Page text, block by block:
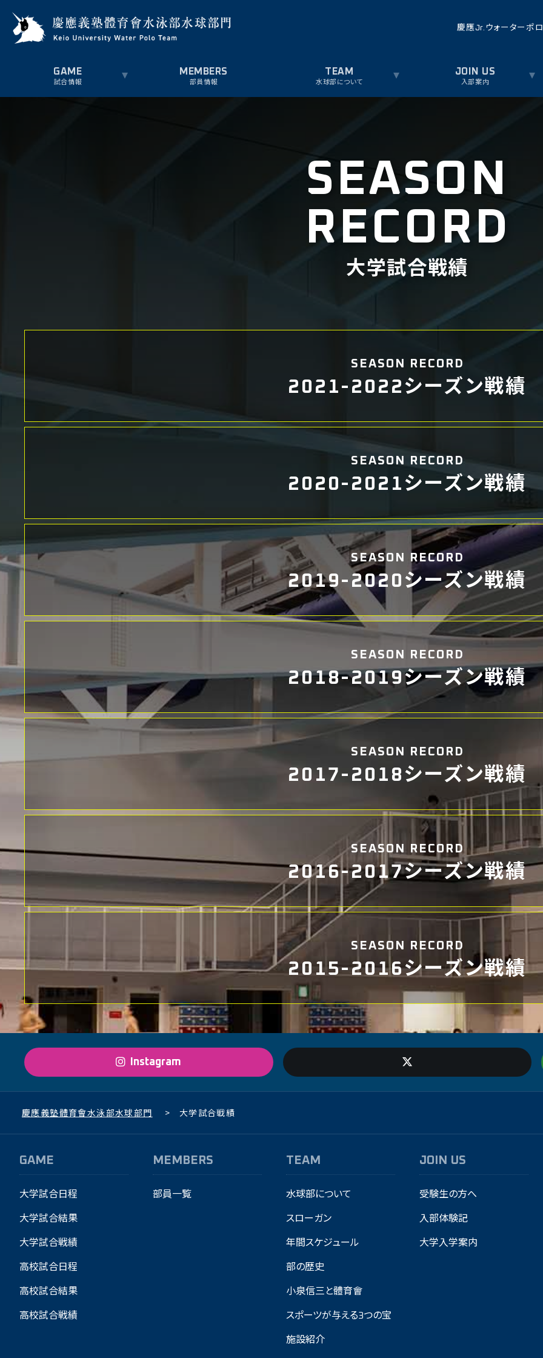
試合情報 部員情報 水球部について 入部案内
慶應Jr.ウォーターポ
SEASON
RECORD
大学試合戦績
SEASON RECORD
2021-2022シーズン戦績
SEASON RECORD
2020-2021シーズン戦績
SEASON RECORD
2019-2020シーズン戦績
SEASON RECORD
2018-2019シーズン戦績
SEASON RECORD
2017-2018シーズン戦績
SEASON RECORD
2016-2017シーズン戦績
SEASON RECORD
2015-2016シーズン戦績
Instagram
慶應義塾體育會水泳部水球部門 > 大学試合戦績
GAME
大学試合日程
大学試合結果
大学試合戦績
高校試合日程
高校試合結果
高校試合戦績
MEMBERS
部員一覧
TEAM
水球部について
スローガン
年間スケジュール
部の歴史
小泉信三と體育會
スポーツが与える3つの宝
施設紹介
JOIN US
受験生の方へ
入部体験記
大学入学案内